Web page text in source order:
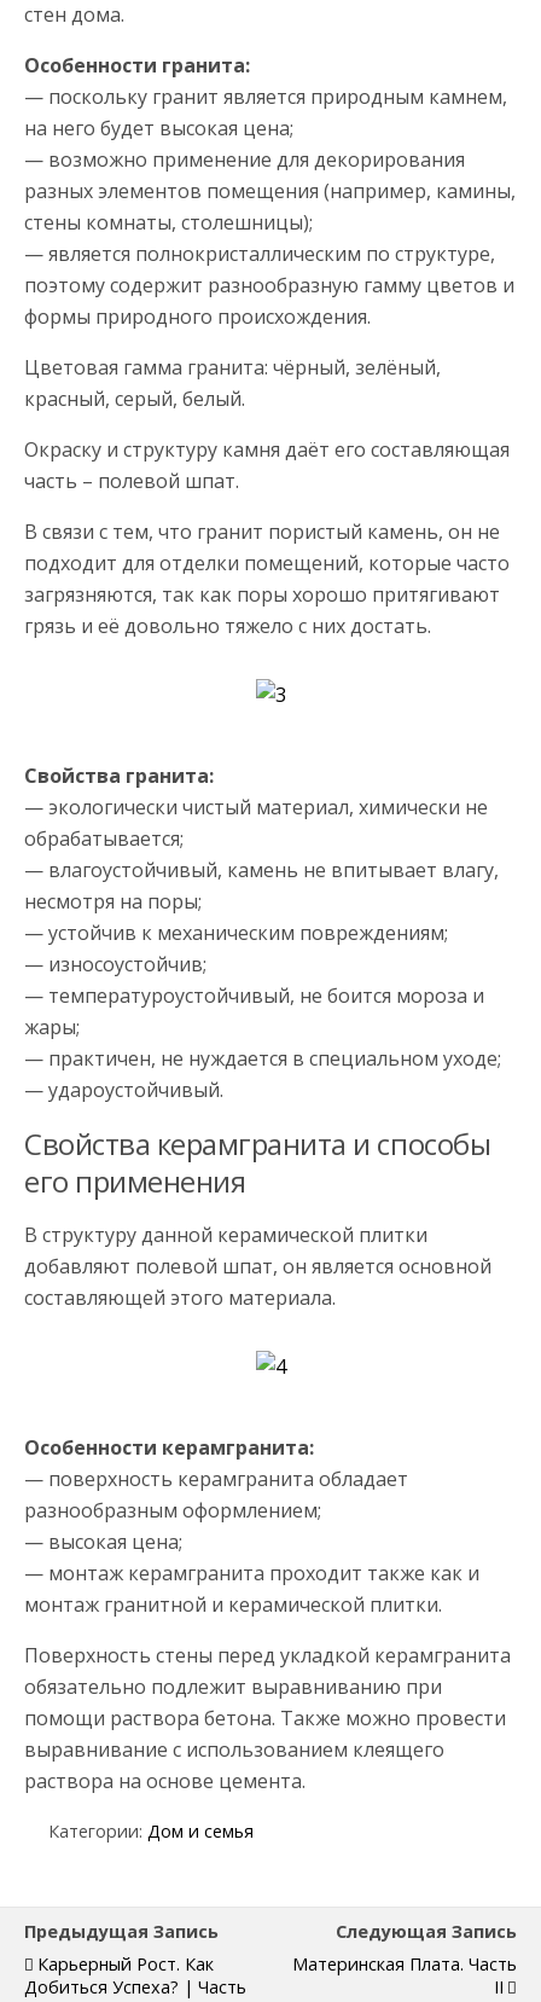
стен дома.
Особенности гранита:
— поскольку гранит является природным камнем,
на него будет высокая цена;
— возможно применение для декорирования
разных элементов помещения (например, камины,
стены комнаты, столешницы);
— является полнокристаллическим по структуре,
поэтому содержит разнообразную гамму цветов и
формы природного происхождения.
Цветовая гамма гранита: чёрный, зелёный,
красный, серый, белый.
Окраску и структуру камня даёт его составляющая
часть – полевой шпат.
В связи с тем, что гранит пористый камень, он не
подходит для отделки помещений, которые часто
загрязняются, так как поры хорошо притягивают
грязь и её довольно тяжело с них достать.
Свойства гранита:
— экологически чистый материал, химически не
обрабатывается;
— влагоустойчивый, камень не впитывает влагу,
несмотря на поры;
— устойчив к механическим повреждениям;
— износоустойчив;
— температуроустойчивый, не боится мороза и
жары;
— практичен, не нуждается в специальном уходе;
— удароустойчивый.
Свойства керамгранита и способы
его применения
В структуру данной керамической плитки
добавляют полевой шпат, он является основной
составляющей этого материала.
Особенности керамгранита:
— поверхность керамгранита обладает
разнообразным оформлением;
— высокая цена;
— монтаж керамгранита проходит также как и
монтаж гранитной и керамической плитки.
Поверхность стены перед укладкой керамгранита
обязательно подлежит выравниванию при
помощи раствора бетона. Также можно провести
выравнивание с использованием клеящего
раствора на основе цемента.
Категории: Дом и семья
Предыдущая Запись
Карьерный Рост. Как
Добиться Успеха? | Часть
Следующая Запись
Материнская Плата. Часть
II